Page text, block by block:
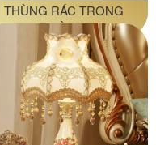
THÙNG RÁC TRONG
PHÒNG